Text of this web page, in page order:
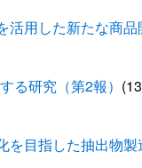
用した新たな商品
る研究（第2報）
を目指した抽出物